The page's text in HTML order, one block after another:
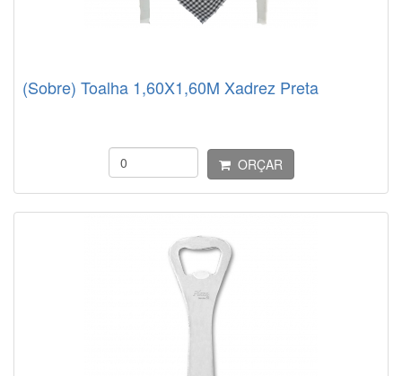
(Sobre) Toalha 1,60X1,60M Xadrez Preta
ORÇAR